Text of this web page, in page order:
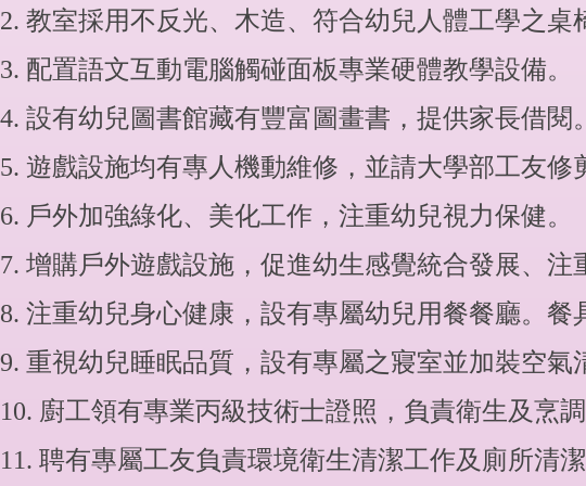
2. 教室採用不反光、木造、符合幼兒人體工學之桌
3. 配置語文互動電腦觸碰面板專業硬體教學設備。
4. 設有幼兒圖書館藏有豐富圖畫書，提供家長借閱。
5. 遊戲設施均有專人機動維修，並請大學部工友修
6. 戶外加強綠化、美化工作，注重幼兒視力保健。
7. 增購戶外遊戲設施，促進幼生感覺統合發展、注
8. 注重幼兒身心健康，設有專屬幼兒用餐餐廳。餐
9. 重視幼兒睡眠品質，設有專屬之寢室並加裝空氣
10. 廚工領有專業丙級技術士證照，負責衛生及烹調
11. 聘有專屬工友負責環境衛生清潔工作及廁所清潔